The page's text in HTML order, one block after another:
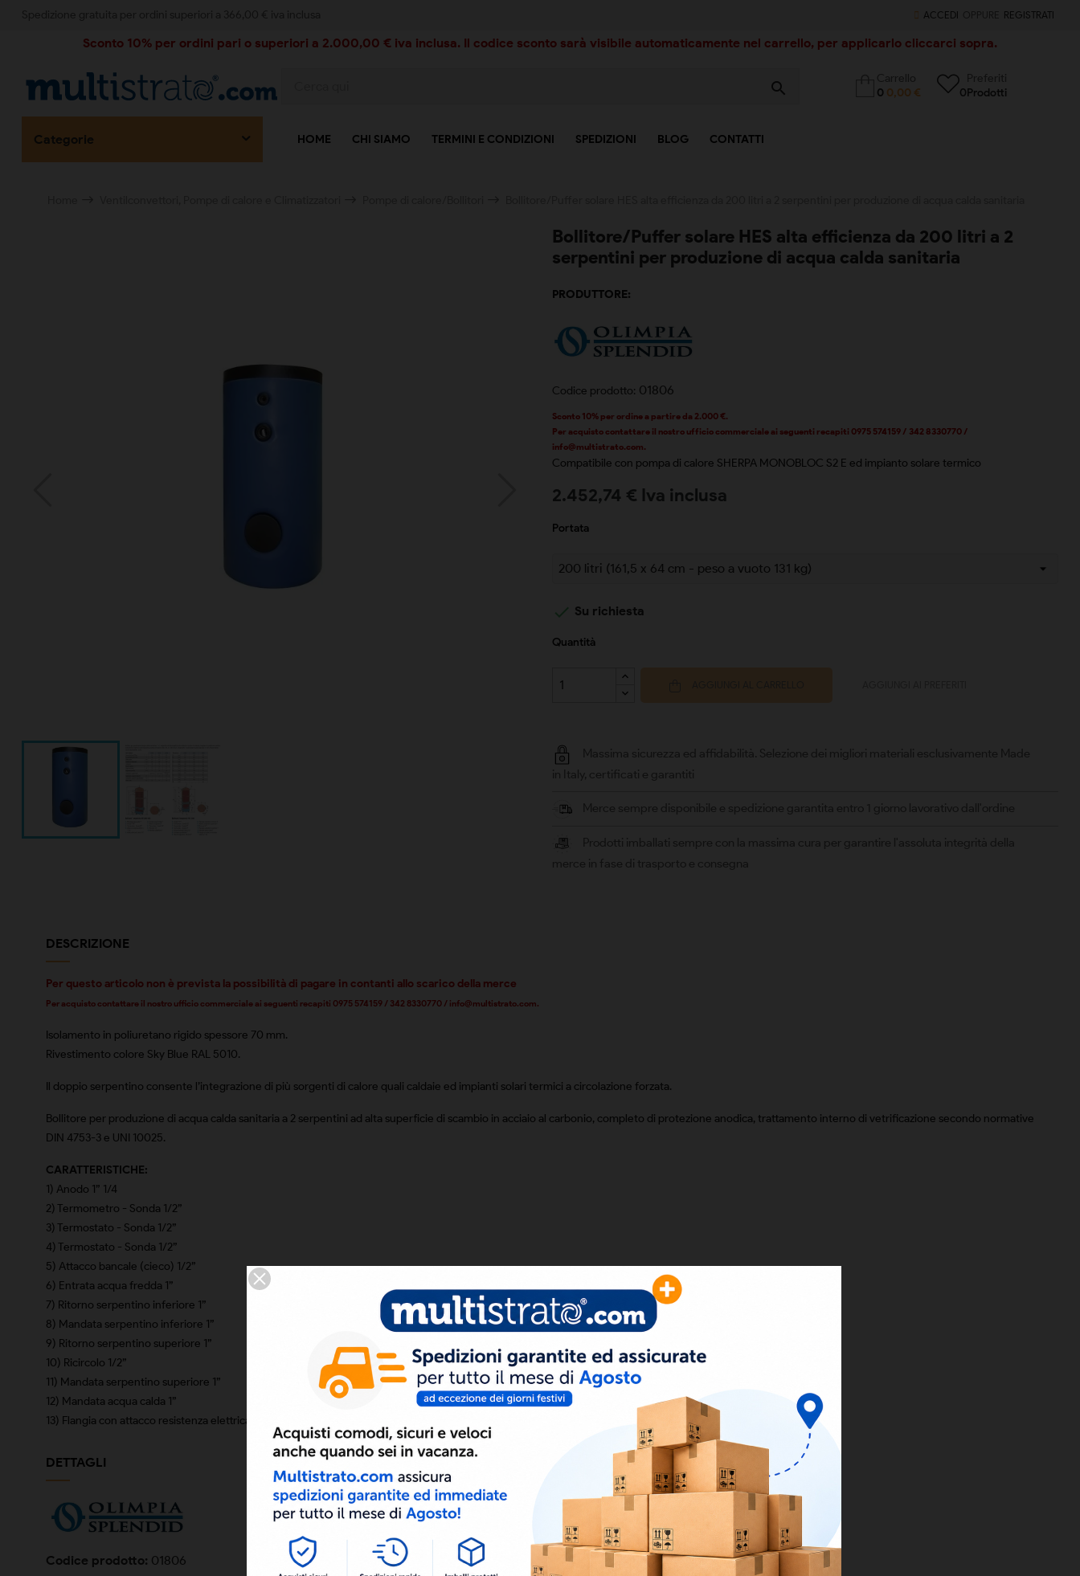
ACCEDI REGISTRATI
Sconto 10% per ordini pari o superiori a 2.000,00 € iva inclusa. Il codice sconto sarà visibile automaticamente nel carrello, per applicarlo cliccarci sopra.
search
0 0,00 €
0Prodotti
Categorie HOME CHI SIAMO TERMINI E CONDIZIONI SPEDIZIONI BLOG CONTATTI
Bollitore/Puffer solare HES alta efficienza da 200 litri a 2
serpentini per produzione di acqua calda sanitaria
PRODUTTORE:
Codice prodotto: 01806
Sconto 10% per ordine a partire da 2.000 €.
Per acquisto contattare il nostro ufficio commerciale ai seguenti recapiti 0975 574159 / 342 8330770 /
info@multistrato.com.
Compatibile con pompa di calore SHERPA MONOBLOC S2 E ed impianto solare termico
2.452,74 € Iva inclusa
Portata
 Su richiesta
Quantità
DESCRIZIONE
Per questo articolo non è prevista la possibilità di pagare in contanti allo scarico della merce
Per acquisto contattare il nostro ufficio commerciale ai seguenti recapiti 0975 574159 / 342 8330770 / info@multistrato.com.
Isolamento in poliuretano rigido spessore 70 mm.
Rivestimento colore Sky Blue RAL 5010.
Il doppio serpentino consente l’integrazione di più sorgenti di calore quali caldaie ed impianti solari termici a circolazione forzata.
Bollitore per produzione di acqua calda sanitaria a 2 serpentini ad alta superficie di scambio in acciaio al carbonio, completo di protezione anodica, trattamento interno di vetrificazione secondo normative
DIN 4753-3 e UNI 10025.
CARATTERISTICHE:
1) Anodo 1” 1/4
2) Termometro - Sonda 1/2”
3) Termostato - Sonda 1/2”
4) Termostato - Sonda 1/2”
5) Attacco bancale (cieco) 1/2”
6) Entrata acqua fredda 1”
7) Ritorno serpentino inferiore 1”
8) Mandata serpentino inferiore 1”
9) Ritorno serpentino superiore 1”
10) Ricircolo 1/2”
11) Mandata serpentino superiore 1”
12) Mandata acqua calda 1”
13) Flangia con attacco resistenza elettrica 1” 1/2
DETTAGLI
Codice prodotto: 01806